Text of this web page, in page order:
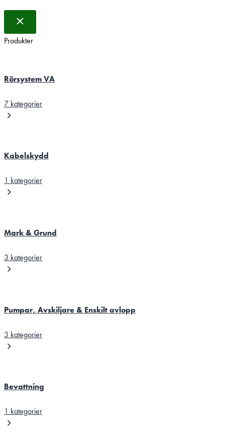
Produkter
Rörsystem VA
7 kategorier
Kabelskydd
1 kategorier
Mark & Grund
3 kategorier
Pumpar, Avskiljare & Enskilt avlopp
3 kategorier
Bevattning
1 kategorier